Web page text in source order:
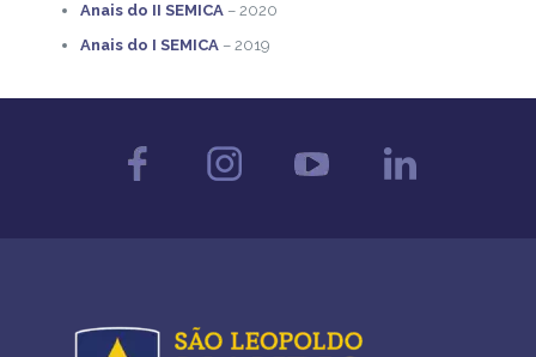
Anais do II SEMICA– 2020
Anais do I SEMICA– 2019